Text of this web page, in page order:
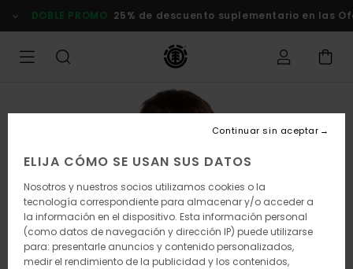
la
DOBLE PROMO 25% de descuento suplementario en las
ELIJA CÓMO SE USAN SUS DATOS
Nosotros y nuestros socios utilizamos cookies o la
tecnología correspondiente para almacenar y/o acceder a
la información en el dispositivo. Esta información personal
(como datos de navegación y dirección IP) puede utilizarse
para: presentarle anuncios y contenido personalizados,
medir el rendimiento de la publicidad y los contenidos,
Continuar sin aceptar